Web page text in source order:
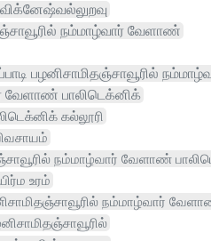
நம்மாழ்வார் வேளாண்
பழனிசாமிதஞ்சாவூரில்
வேளாண் பாலிடெக்னிக்
கல்லூரி
நம்மாழ்வார் வேளாண்
உரம்
நம்மாழ்வார்